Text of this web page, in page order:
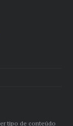
tipo de conteúdo